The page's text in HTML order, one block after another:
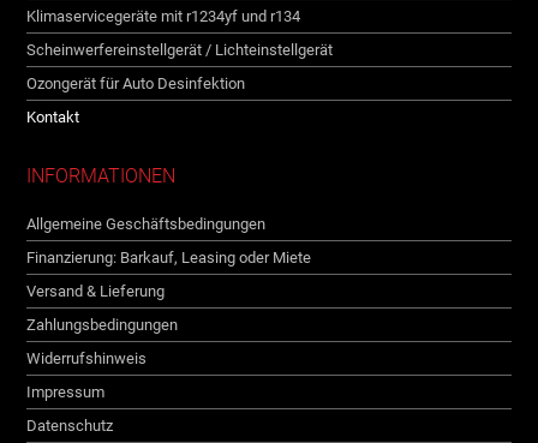
Klimaservicegeräte mit r1234yf und r134
Scheinwerfereinstellgerät / Lichteinstellgerät
Ozongerät für Auto Desinfektion
Kontakt
INFORMATIONEN
Allgemeine Geschäftsbedingungen
Finanzierung: Barkauf, Leasing oder Miete
Versand & Lieferung
Zahlungsbedingungen
Widerrufshinweis
Impressum
Datenschutz